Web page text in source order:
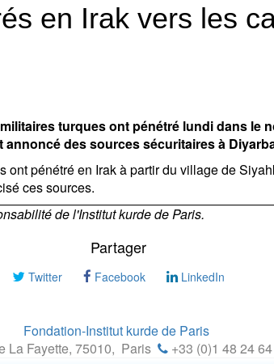
en Irak vers les
turques ont pénétré lundi dans le
des sources sécuritaires à
pénétré en Irak à partir du village de
ces sources.
de l'Institut kurde de Paris.
Partager
Twitter Facebook LinkedIn
Fondation-Institut kurde de Paris
La Fayette, 75010, Paris +33 (0)1 48 24